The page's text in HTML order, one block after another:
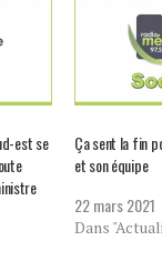
est se
Ça sent la fin
et son équipe
22 mars 2021
Dans